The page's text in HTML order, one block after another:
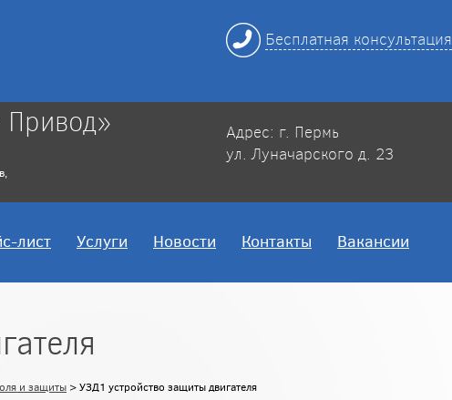
Бесплатная консультация
Адрес: г. Пермь
ул. Луначарского д. 23
лист Услуги Новости Контакты Вакансии
и защиты > УЗД1 устройство защиты двигателя